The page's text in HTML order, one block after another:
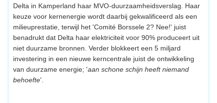
Delta in Kamperland haar MVO-duurzaamheidsverslag. Haar
keuze voor kernenergie wordt daarbij gekwalificeerd als een
milieuprestatie, terwijl het 'Comité Borssele 2? Nee!' juist
benadrukt dat Delta haar elektriciteit voor 90% produceert uit
niet duurzame bronnen. Verder blokkeert een 5 miljard
investering in een nieuwe kerncentrale juist de ontwikkeling
van duurzame energie; 'aan schone schijn heeft niemand
behoefte'.